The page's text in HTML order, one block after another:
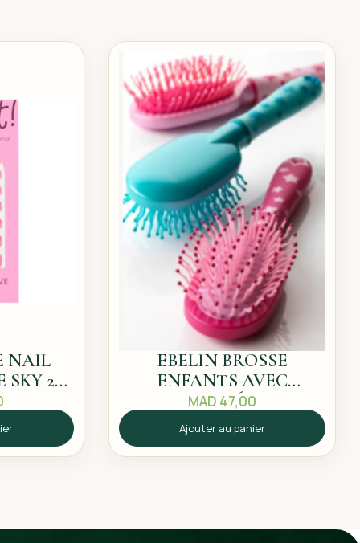
NAIL
SKY 20
EBELIN BROSSE
ENFANTS AVEC
FONCTION DÉMELAGE
1PC
MAD 47,00
Ajouter au panier